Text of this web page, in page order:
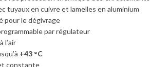
tuyaux en cuivre et lamelles en aluminium
pour le dégivrage
par régulateur
l’air
+43 °C
constante